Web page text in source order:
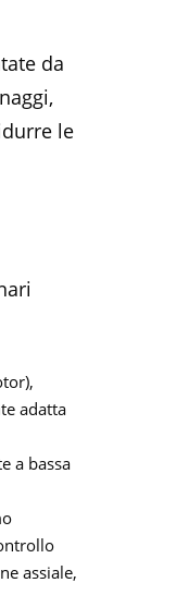
da
le
adatta
a bassa
assiale,